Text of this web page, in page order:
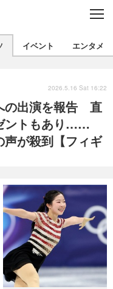
C
E
衣類
バックナンバー
インプレ
国内
まとめ
文化
出版／映画
ファッション
写真
政治
イベント エンタメ
の出演を報告 直
ントもあり……
声が殺到【フィギ
2026.5.16 Sat 16:22